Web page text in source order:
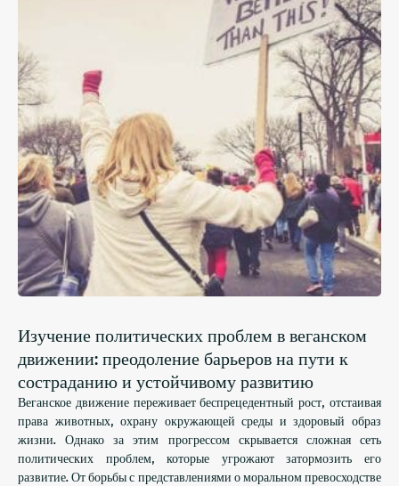
Изучение политических проблем в веганском
движении: преодоление барьеров на пути к
состраданию и устойчивому развитию
Веганское движение переживает беспрецедентный рост, отстаивая
права животных, охрану окружающей среды и здоровый образ
жизни. Однако за этим прогрессом скрывается сложная сеть
политических проблем, которые угрожают затормозить его
развитие. От борьбы с представлениями о моральном превосходстве